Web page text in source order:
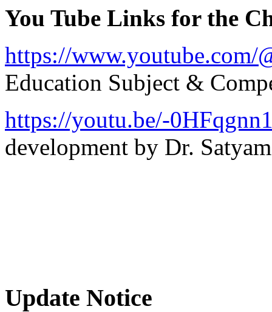
You Tube Links for the
https://www.youtube.com/
Education Subject &
https://youtu.be/-
development by Dr.
Update Notice